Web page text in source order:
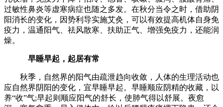
过敏性鼻炎等虚寒病症也随之多发。在秋分当令之时，借助阴
阳消长的变化，因势利导实施艾灸，可以有效提高机体自身免
疫力，温通阳气、祛风散寒、扶助正气、增强免疫力，还能润
燥。
早睡早起，起居有常
秋季，自然界的阳气由疏泄趋向收敛，人体的生理活动也
应自然界阴阳的变化，宜早睡早起。早睡顺应阴精的收藏，以
养“收”气;早起则顺应阳气的舒长，使肺气得以舒展。夜愈